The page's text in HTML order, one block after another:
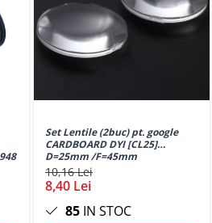
230
Set Lentile (2buc) pt. google
CARDBOARD DYI [CL25]
D=25mm /F=45mm
10,16 Lei
8,40 Lei
85 IN STOC